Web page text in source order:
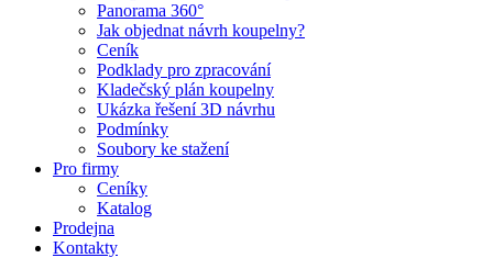
Panorama 360°
Jak objednat návrh koupelny?
Ceník
Podklady pro zpracování
Kladečský plán koupelny
Ukázka řešení 3D návrhu
Podmínky
Soubory ke stažení
Pro firmy
Ceníky
Katalog
Prodejna
Kontakty